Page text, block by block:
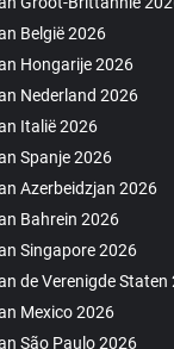
België 2026
Hongarije 2026
Nederland 2026
Italië 2026
Spanje 2026
Azerbeidzjan 2026
Bahrein 2026
Singapore 2026
de Verenigde Staten
Mexico 2026
São Paulo 2026